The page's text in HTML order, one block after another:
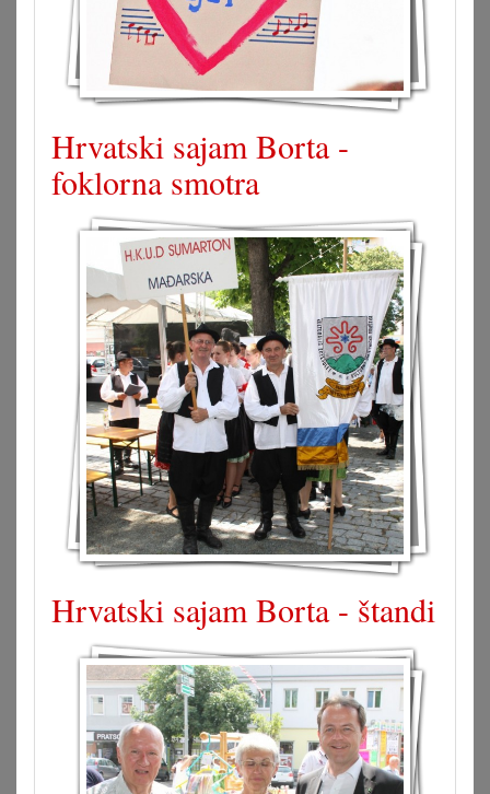
Hrvatski sajam Borta -
foklorna smotra
Hrvatski sajam Borta - štandi